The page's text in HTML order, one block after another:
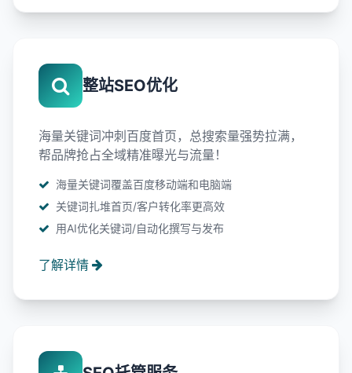
整站SEO优化
海量关键词冲刺百度首页，总搜索量强势拉满，
帮品牌抢占全域精准曝光与流量！
海量关键词覆盖百度移动端和电脑端
关键词扎堆首页/客户转化率更高效
用AI优化关键词/自动化撰写与发布
了解详情